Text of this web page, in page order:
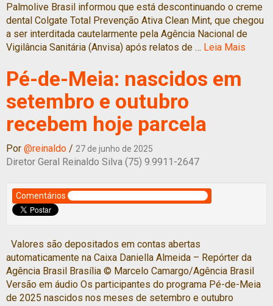
Palmolive Brasil informou que está descontinuando o creme
dental Colgate Total Prevenção Ativa Clean Mint, que chegou
a ser interditada cautelarmente pela Agência Nacional de
Vigilância Sanitária (Anvisa) após relatos de … Leia Mais
Pé-de-Meia: nascidos em
setembro e outubro
recebem hoje parcela
Por @reinaldo / 27 de junho de 2025
Diretor Geral Reinaldo Silva (75) 9.9911-2647
Comentários
Valores são depositados em contas abertas
automaticamente na Caixa Daniella Almeida – Repórter da
Agência Brasil Brasília © Marcelo Camargo/Agência Brasil
Versão em áudio Os participantes do programa Pé-de-Meia
de 2025 nascidos nos meses de setembro e outubro